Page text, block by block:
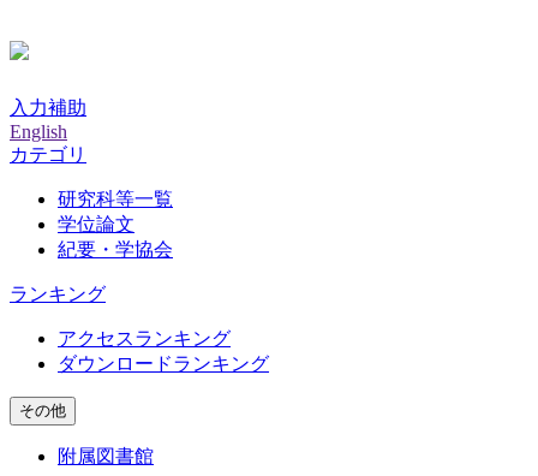
入力補助
English
カテゴリ
研究科等一覧
学位論文
紀要・学協会
ランキング
アクセスランキング
ダウンロードランキング
その他
附属図書館